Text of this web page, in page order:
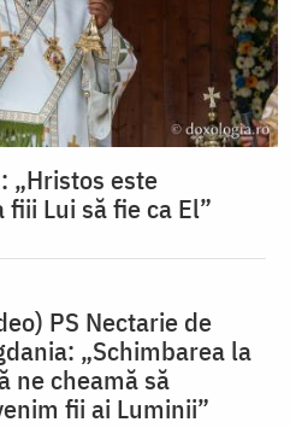
„Hristos este
Lui să fie ca El”
PS Nectarie de
„Schimbarea la
ne cheamă să
fii ai Luminii”